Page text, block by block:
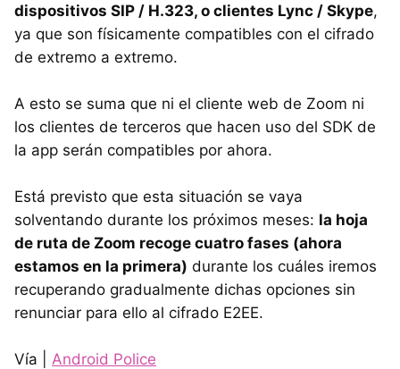
dispositivos SIP / H.323, o clientes Lync / Skype,
ya que son físicamente compatibles con el cifrado
de extremo a extremo.
A esto se suma que ni el cliente web de Zoom ni
los clientes de terceros que hacen uso del SDK de
la app serán compatibles por ahora.
Está previsto que esta situación se vaya
solventando durante los próximos meses: la hoja
de ruta de Zoom recoge cuatro fases (ahora
estamos en la primera) durante los cuáles iremos
recuperando gradualmente dichas opciones sin
renunciar para ello al cifrado E2EE.
Vía | Android Police